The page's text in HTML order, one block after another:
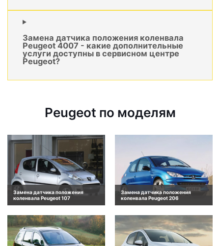
Замена датчика положения коленвала
Peugeot 4007 - какие дополнительные
услуги доступны в сервисном центре
Peugeot?
Peugeot по моделям
Замена датчика положения
коленвала Peugeot 107
Замена датчика положения
коленвала Peugeot 206